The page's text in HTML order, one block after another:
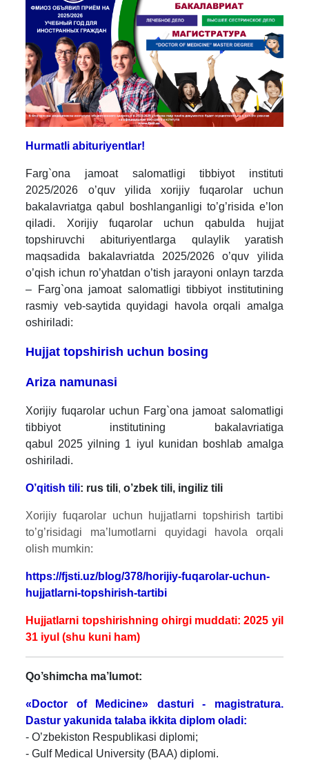
Hurmatli abituriyentlar!
Farg`ona jamoat salomatligi tibbiyot instituti
2025/2026 o’quv yilida xorijiy fuqarolar uchun
bakalavriatga qabul boshlanganligi to’g’risida e’lon
qiladi. Xorijiy fuqarolar uchun qabulda hujjat
topshiruvchi abituriyentlarga qulaylik yaratish
maqsadida bakalavriatda 2025/2026 o’quv yilida
o’qish ichun ro’yhatdan o’tish jarayoni onlayn tarzda
– Farg`ona jamoat salomatligi tibbiyot institutining
rasmiy veb-saytida quyidagi havola orqali amalga
oshiriladi:
Hujjat topshirish uchun bosing
Ariza namunasi
Xorijiy fuqarolar uchun Farg`ona jamoat salomatligi
tibbiyot institutining bakalavriatiga
qabul 2025 yilning 1 iyul kunidan boshlab amalga
oshiriladi.
O’qitish tili: rus tili,o’zbek tili, ingiliz tili
Xorijiy fuqarolar uchun hujjatlarni topshirish tartibi
to’g’risidagi ma’lumotlarni quyidagi havola orqali
olish mumkin:
https://fjsti.uz/blog/378/horijiy-fuqarolar-uchun-
hujjatlarni-topshirish-tartibi
Hujjatlarni topshirishning ohirgi muddati: 2025 yil
31 iyul (shu kuni ham)
Qo’shimcha ma’lumot:
«Doctor of Medicine» dasturi - magistratura.
Dastur yakunida talaba ikkita diplom oladi:
- O’zbekiston Respublikasi diplomi;
- Gulf Medical University (BAA) diplomi.